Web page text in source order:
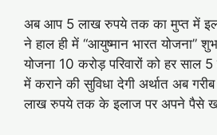
अब आप 5 लाख रुपये तक का मुप्त में
ने हाल ही में “आयुष्‍मान भारत योजना”
योजना 10 करोड़ परिवारों को हर
में कराने की सुविधा देगी अर्थात अब गरीब
लाख रुपये तक के इलाज पर अपने पैसे